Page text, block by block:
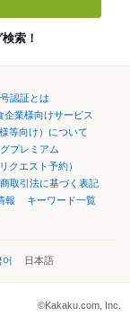
索！
認証とは
企業様向けサービス
等向け）について
プレミアム
クエスト予約）
取引法に基づく表記
報
キーワード一覧
어 日本語
©Kakaku.com, Inc.